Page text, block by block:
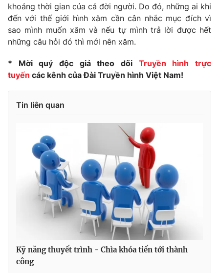
Tư vấn
Chuyên mục khác
Emagazine Podcast
Photo Infographic
VTV Thể thao
VTV Sức khoẻ Bất động sản
Thị trường 24h Tấm lòng Việt
Vươn mình bằng AI
VTV8
Liên hệ tòa soạn
khoảng thời gian của cả đời người. Do đó, những ai khi
đến với thế giới hình xăm cần cân nhắc mục đích vì
sao mình muốn xăm và nếu tự mình trả lời được hết
những câu hỏi đó thì mới nên xăm.
* Mời quý độc giả theo dõi Truyền hình trực
tuyến các kênh của Đài Truyền hình Việt Nam!
Tin liên quan
Kỹ năng thuyết trình - Chìa khóa tiến tới thành
công